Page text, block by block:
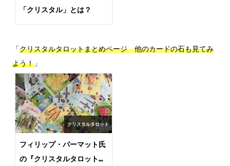
「クリスタル」とは？
「クリスタルタロットまとめページ　他のカードの石も見てみ
よう！ 」
クリスタルタロット
フィリップ・パーマット氏
の『クリスタルタロット』